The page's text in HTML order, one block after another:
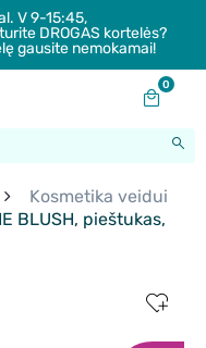
V 9-15:45,
DROGAS kortelės?
gausite nemokamai!
0
Kosmetika veidui
BLUSH, pieštukas,